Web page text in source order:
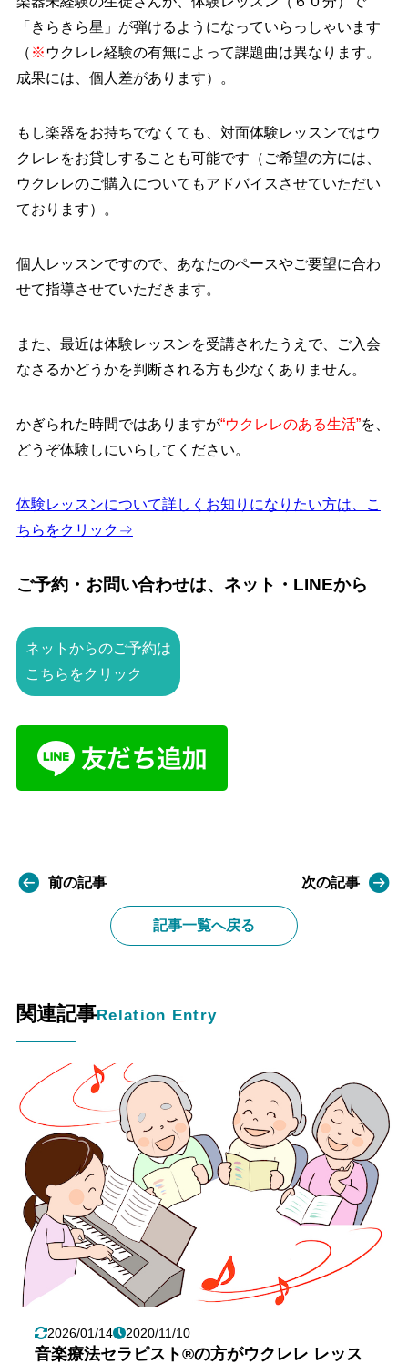
「きらきら星」が弾けるようになっていらっしゃいます
（ ※ ウクレレ経験の有無によって課題曲は異なります。
成果には、個人差があります）。
もし楽器をお持ちでなくても、対面体験レッスンではウ
クレレをお貸しすることも可能です（ご希望の方には、
ウクレレのご購入についてもアドバイスさせていただい
ております）。
個人レッスンですので、あなたのペースやご要望に合わ
せて指導させていただきます。
また、最近は体験レッスンを受講されたうえで、ご入会
なさるかどうかを判断される方も少なくありません。
かぎられた時間ではありますが“ウクレレのある生活”を、
どうぞ体験しにいらしてください。
体験レッスンについて詳しくお知りになりたい方は、こ
ちらをクリック⇒
ご予約・お問い合わせは、ネット・LINEから
ネットからのご予約は
こちらをクリック
前の記事
記事一覧へ戻る
次の記事
関連記事Relation Entry
2026/01/14 2020/11/10
音楽療法セラピスト®︎の方がウクレレ レッス